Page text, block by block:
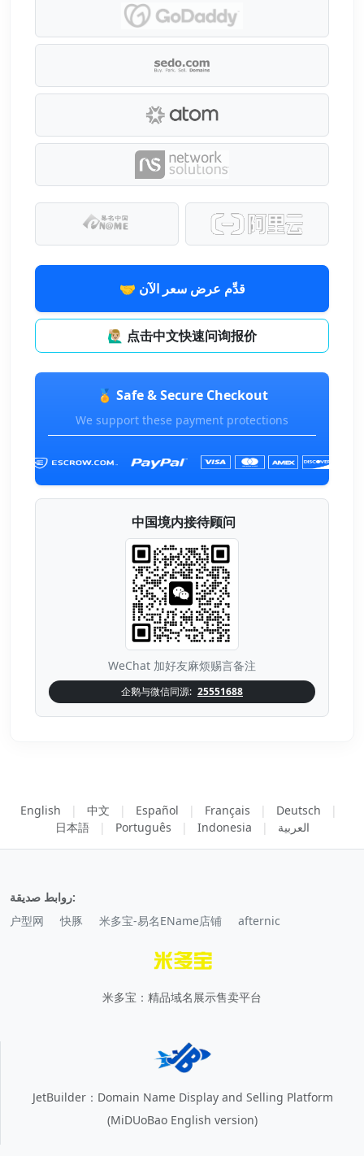
🤝 قدِّم عرض سعر الآن
🙋🏼‍♂️ 点击中文快速问询报价
🏅 Safe & Secure Checkout
We support these payment protections
中国境内接待顾问
WeChat 加好友麻烦赐言备注
企鹅与微信同源: 25551688
English | 中文 | Español | Français | Deutsch
|
日本語
| Português | Indonesia | العربية
روابط صديقة:
户型网
快豚 米多宝-易名EName店铺 afternic
米多宝：精品域名展示售卖平台
JetBuilder：Domain Name Display and Selling Platform
(MiDUoBao English version)